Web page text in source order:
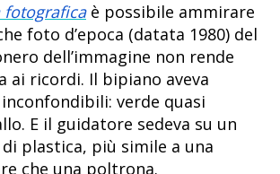
fotograficaè possibile ammirare
foto d’epoca (datata 1980) del
dell’immagine non rende
ai ricordi. Il bipiano aveva
verde quasi
E il guidatore sedeva su un
plastica, più simile a una
che una poltrona.